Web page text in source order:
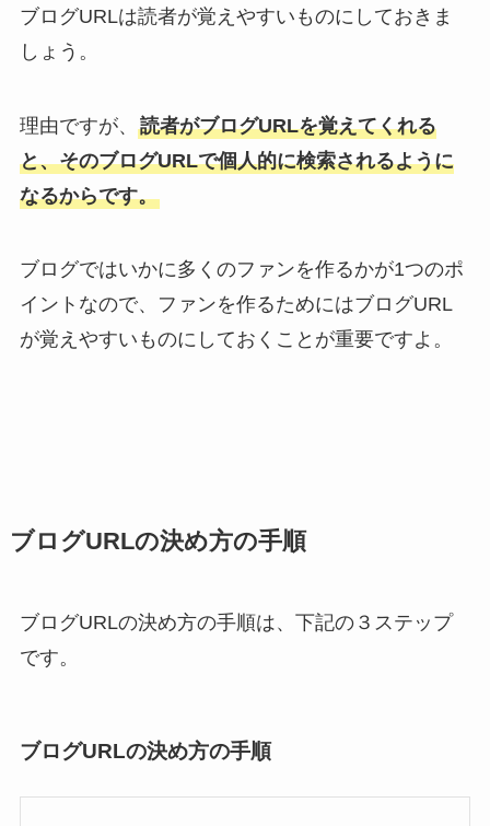
ブログURLは読者が覚えやすいものにしておきま
しょう。
理由ですが、 読者がブログURLを覚えてくれる
と、そのブログURLで個人的に検索されるように
なるからです。
ブログではいかに多くのファンを作るかが1つのポ
イントなので、ファンを作るためにはブログURL
が覚えやすいものにしておくことが重要ですよ。
ブログURLの決め方の手順
ブログURLの決め方の手順は、下記の３ステップ
です。
ブログURLの決め方の手順